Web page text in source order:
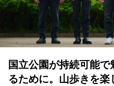
国立公園が持続可能
るために。山歩きを